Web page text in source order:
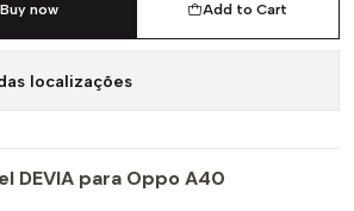
Add to Cart
Buy now
localizações
DEVIA para Oppo A40